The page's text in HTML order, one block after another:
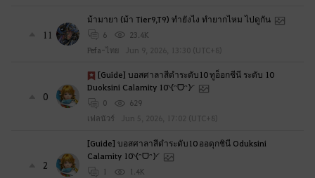
11
ม้ามายา (ม้า Tier9,T9) ทำยังไง ทำยากไหม ไปดูกัน
6
23.4K
Pefa-ไทย
Jun 9, 2026, 13:30 (UTC+8)
0
[Guide] บอสศาลาสีดำระดับ10 ทูอ็อกชีนี ระดับ 10
Duoksini Calamity 10◝(ᵔᗜᵔ)◜
0
629
เฟลนัวร์
Jun 5, 2026, 17:02 (UTC+8)
2
[Guide] บอสศาลาสีดำระดับ10 ออดุกชินี Oduksini
Calamity 10◝(ᵔᗜᵔ)◜
1
1.4K